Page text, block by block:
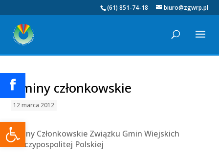
Otwórz pasek narzędzi
(61) 851-74-18 biuro@zgwrp.pl
Gminy członkowskie
12 marca 2012
Gminy Członkowskie Związku Gmin Wiejskich
Rzeczypospolitej Polskiej